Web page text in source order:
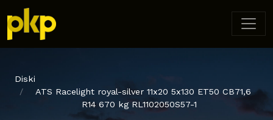
Diski
ATS Racelight royal-silver 11x20 5x130 ET50 CB71,6
R14 670 kg RL1102050S57-1